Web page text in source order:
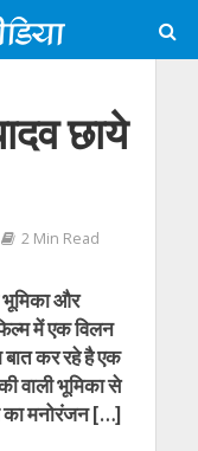
छाये
2 Min Read
भूमिका और
में एक विलन
बात कर रहे है एक
वाली भूमिका से
का मनोरंजन […]